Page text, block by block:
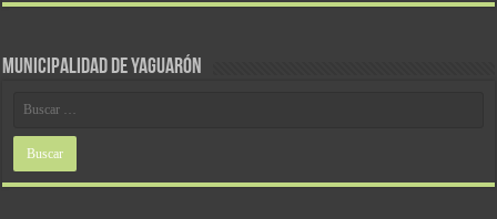
MUNICIPALIDAD DE YAGUARÓN